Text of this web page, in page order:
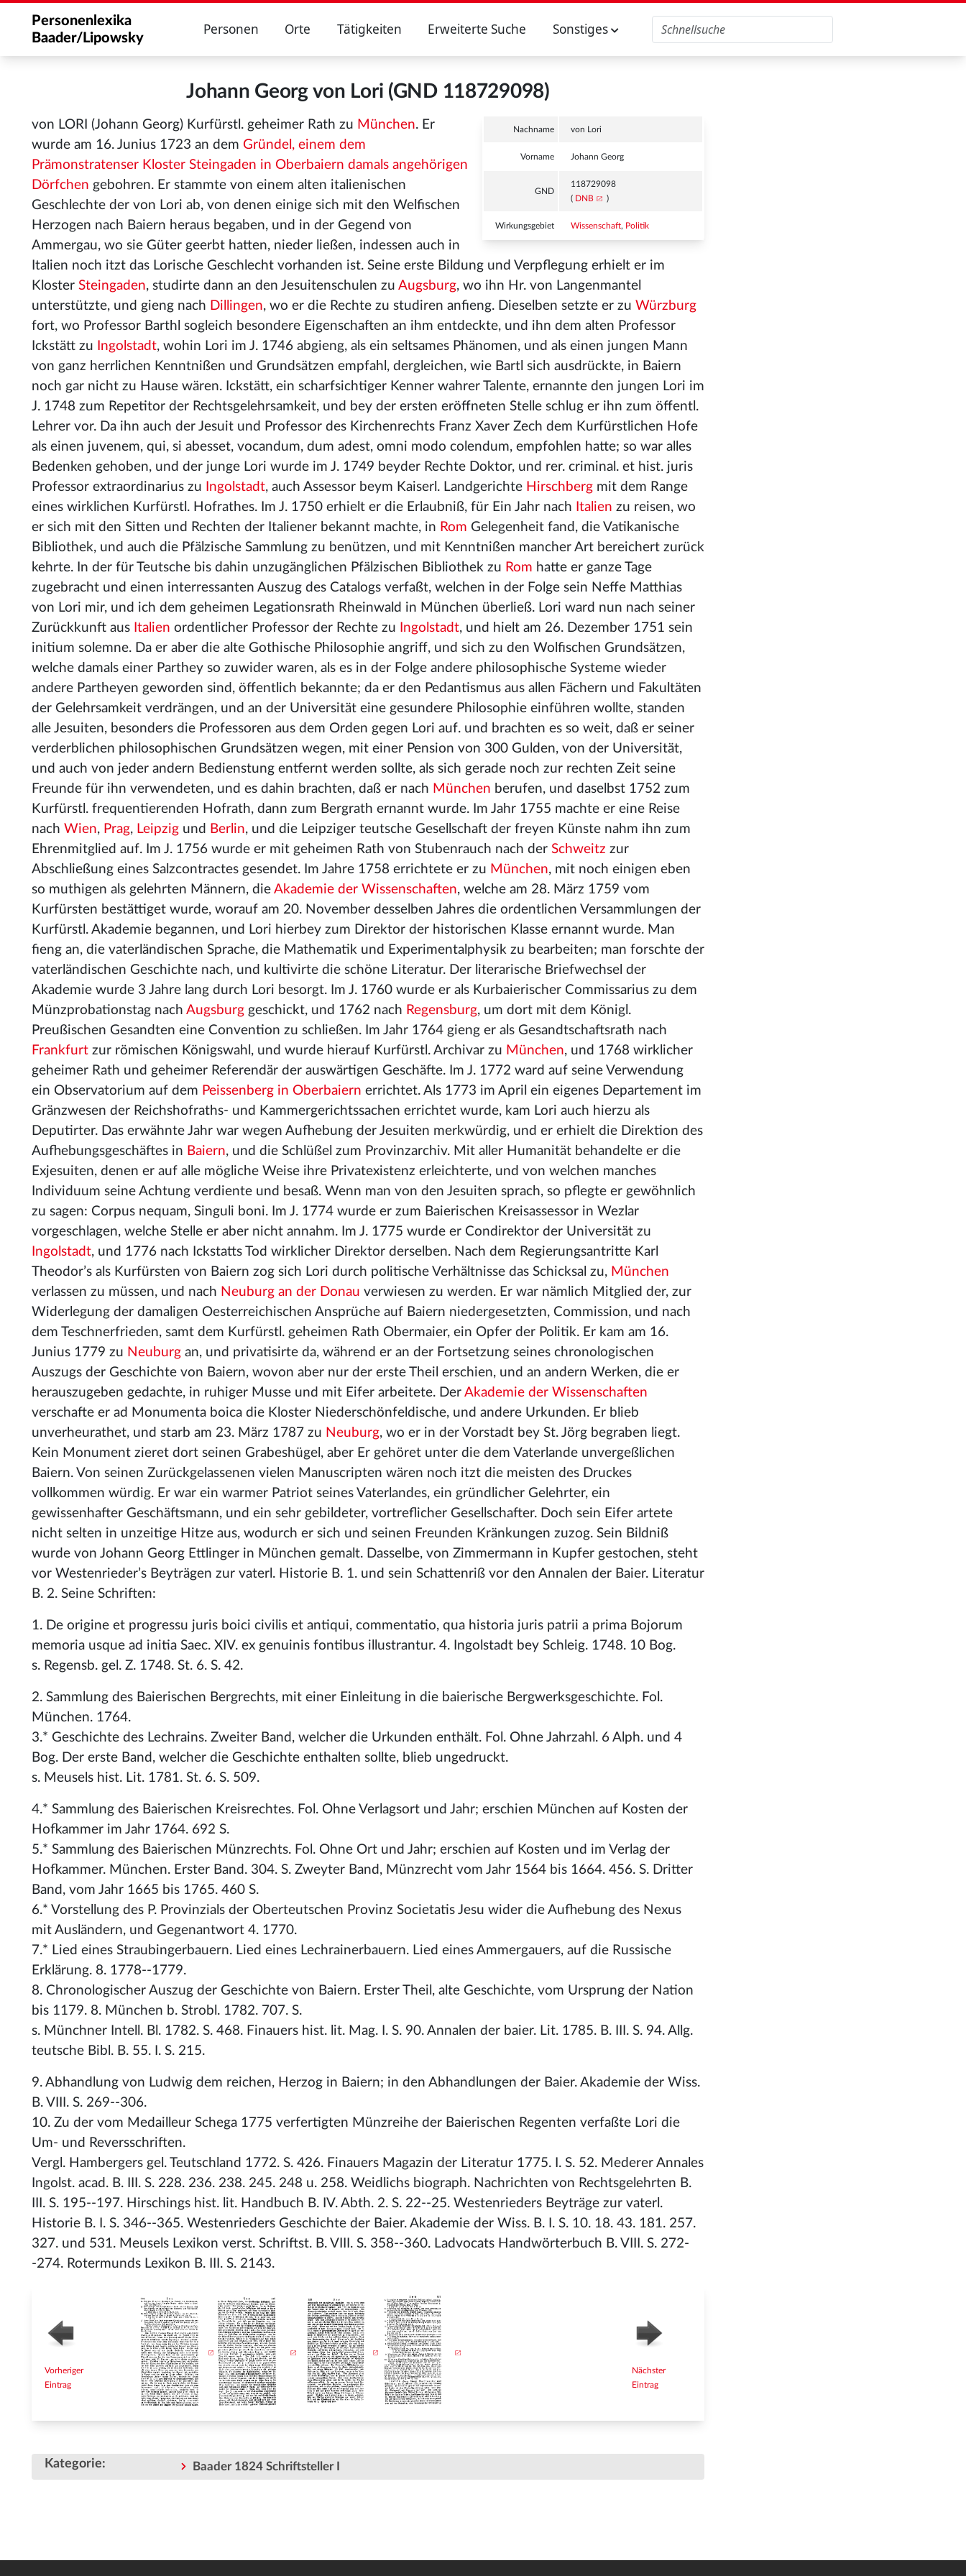
Personenlexika
Baader/Lipowsky
Personen Orte Tätigkeiten Erweiterte Suche Sonstiges
Johann Georg von Lori (GND 118729098)
Nachname von Lori
Vorname Johann Georg
GND
118729098
( DNB )
Wirkungsgebiet Wissenschaft, Politik
von LORI (Johann Georg) Kurfürstl. geheimer Rath zu München. Er
wurde am 16. Junius 1723 an dem Gründel, einem dem
Prämonstratenser Kloster Steingaden in Oberbaiern damals angehörigen
Dörfchen gebohren. Er stammte von einem alten italienischen
Geschlechte der von Lori ab, von denen einige sich mit den Welfischen
Herzogen nach Baiern heraus begaben, und in der Gegend von
Ammergau, wo sie Güter geerbt hatten, nieder ließen, indessen auch in
Italien noch itzt das Lorische Geschlecht vorhanden ist. Seine erste Bildung und Verpflegung erhielt er im
Kloster Steingaden, studirte dann an den Jesuitenschulen zu Augsburg, wo ihn Hr. von Langenmantel
unterstützte, und gieng nach Dillingen, wo er die Rechte zu studiren anfieng. Dieselben setzte er zu Würzburg
fort, wo Professor Barthl sogleich besondere Eigenschaften an ihm entdeckte, und ihn dem alten Professor
Ickstätt zu
Ingolstadt, wohin Lori im J. 1746 abgieng, als ein seltsames Phänomen, und als einen jungen Mann
von ganz herrlichen Kenntnißen und Grundsätzen empfahl, dergleichen, wie Bartl sich ausdrückte, in Baiern
noch gar nicht zu Hause wären. Ickstätt, ein scharfsichtiger Kenner wahrer Talente, ernannte den jungen Lori im
J. 1748 zum Repetitor der Rechtsgelehrsamkeit, und bey der ersten eröffneten Stelle schlug er ihn zum öffentl.
Lehrer vor. Da ihn auch der Jesuit und Professor des Kirchenrechts Franz Xaver Zech dem Kurfürstlichen Hofe
als einen juvenem, qui, si abesset, vocandum, dum adest, omni modo colendum, empfohlen hatte; so war alles
Bedenken gehoben, und der junge Lori wurde im J. 1749 beyder Rechte Doktor, und rer. criminal. et hist. juris
Professor extraordinarius zu
Ingolstadt, auch Assessor beym Kaiserl. Landgerichte Hirschberg mit dem Range
eines wirklichen Kurfürstl. Hofrathes. Im J. 1750 erhielt er die Erlaubniß, für Ein Jahr nach Italien zu reisen, wo
er sich mit den Sitten und Rechten der Italiener bekannt machte, in Rom Gelegenheit fand, die Vatikanische
Bibliothek, und auch die Pfälzische Sammlung zu benützen, und mit Kenntnißen mancher Art bereichert zurück
kehrte. In der für Teutsche bis dahin unzugänglichen Pfälzischen Bibliothek zu Rom hatte er ganze Tage
zugebracht und einen interressanten Auszug des Catalogs verfaßt, welchen in der Folge sein Neffe Matthias
von Lori mir, und ich dem geheimen Legationsrath Rheinwald in München überließ. Lori ward nun nach seiner
Zurückkunft aus Italien ordentlicher Professor der Rechte zu Ingolstadt, und hielt am 26. Dezember 1751 sein
initium solemne. Da er aber die alte Gothische Philosophie angriff, und sich zu den Wolfischen Grundsätzen,
welche damals einer Parthey so zuwider waren, als es in der Folge andere philosophische Systeme wieder
andere Partheyen geworden sind, öffentlich bekannte; da er den Pedantismus aus allen Fächern und Fakultäten
der Gelehrsamkeit verdrängen, und an der Universität eine gesundere Philosophie einführen wollte, standen
alle Jesuiten, besonders die Professoren aus dem Orden gegen Lori auf. und brachten es so weit, daß er seiner
verderblichen philosophischen Grundsätzen wegen, mit einer Pension von 300 Gulden, von der Universität,
und auch von jeder andern Bedienstung entfernt werden sollte, als sich gerade noch zur rechten Zeit seine
Freunde für ihn verwendeten, und es dahin brachten, daß er nach München berufen, und daselbst 1752 zum
Kurfürstl. frequentierenden Hofrath, dann zum Bergrath ernannt wurde. Im Jahr 1755 machte er eine Reise
nach Wien, Prag, Leipzig und Berlin, und die Leipziger teutsche Gesellschaft der freyen Künste nahm ihn zum
Ehrenmitglied auf. Im J. 1756 wurde er mit geheimen Rath von Stubenrauch nach der Schweitz zur
Abschließung eines Salzcontractes gesendet. Im Jahre 1758 errichtete er zu München, mit noch einigen eben
so muthigen als gelehrten Männern, die Akademie der Wissenschaften, welche am 28. März 1759 vom
Kurfürsten bestättiget wurde, worauf am 20. November desselben Jahres die ordentlichen Versammlungen der
Kurfürstl. Akademie begannen, und Lori hierbey zum Direktor der historischen Klasse ernannt wurde. Man
fieng an, die vaterländischen Sprache, die Mathematik und Experimentalphysik zu bearbeiten; man forschte der
vaterländischen Geschichte nach, und kultivirte die schöne Literatur. Der literarische Briefwechsel der
Akademie wurde 3 Jahre lang durch Lori besorgt. Im J. 1760 wurde er als Kurbaierischer Commissarius zu dem
Münzprobationstag nach Augsburg geschickt, und 1762 nach Regensburg, um dort mit dem Königl.
Preußischen Gesandten eine Convention zu schließen. Im Jahr 1764 gieng er als Gesandtschaftsrath nach
Frankfurt zur römischen Königswahl, und wurde hierauf Kurfürstl. Archivar zu München, und 1768 wirklicher
geheimer Rath und geheimer Referendär der auswärtigen Geschäfte. Im J. 1772 ward auf seine Verwendung
ein Observatorium auf dem Peissenberg in Oberbaiern errichtet. Als 1773 im April ein eigenes Departement im
Gränzwesen der Reichshofraths- und Kammergerichtssachen errichtet wurde, kam Lori auch hierzu als
Deputirter. Das erwähnte Jahr war wegen Aufhebung der Jesuiten merkwürdig, und er erhielt die Direktion des
Aufhebungsgeschäftes in Baiern, und die Schlüßel zum Provinzarchiv. Mit aller Humanität behandelte er die
Exjesuiten, denen er auf alle mögliche Weise ihre Privatexistenz erleichterte, und von welchen manches
Individuum seine Achtung verdiente und besaß. Wenn man von den Jesuiten sprach, so pflegte er gewöhnlich
zu sagen: Corpus nequam, Singuli boni. Im J. 1774 wurde er zum Baierischen Kreisassessor in Wezlar
vorgeschlagen, welche Stelle er aber nicht annahm. Im J. 1775 wurde er Condirektor der Universität zu
Ingolstadt, und 1776 nach Ickstatts Tod wirklicher Direktor derselben. Nach dem Regierungsantritte Karl
Theodor’s als Kurfürsten von Baiern zog sich Lori durch politische Verhältnisse das Schicksal zu, München
verlassen zu müssen, und nach Neuburg an der Donau verwiesen zu werden. Er war nämlich Mitglied der, zur
Widerlegung der damaligen Oesterreichischen Ansprüche auf Baiern niedergesetzten, Commission, und nach
dem Teschnerfrieden, samt dem Kurfürstl. geheimen Rath Obermaier, ein Opfer der Politik. Er kam am 16.
Junius 1779 zu Neuburg an, und privatisirte da, während er an der Fortsetzung seines chronologischen
Auszugs der Geschichte von Baiern, wovon aber nur der erste Theil erschien, und an andern Werken, die er
herauszugeben gedachte, in ruhiger Musse und mit Eifer arbeitete. Der Akademie der Wissenschaften
verschafte er ad Monumenta boica die Kloster Niederschönfeldische, und andere Urkunden. Er blieb
unverheurathet, und starb am 23. März 1787 zu Neuburg, wo er in der Vorstadt bey St. Jörg begraben liegt.
Kein Monument zieret dort seinen Grabeshügel, aber Er gehöret unter die dem Vaterlande unvergeßlichen
Baiern. Von seinen Zurückgelassenen vielen Manuscripten wären noch itzt die meisten des Druckes
vollkommen würdig. Er war ein warmer Patriot seines Vaterlandes, ein gründlicher Gelehrter, ein
gewissenhafter Geschäftsmann, und ein sehr gebildeter, vortreflicher Gesellschafter. Doch sein Eifer artete
nicht selten in unzeitige Hitze aus, wodurch er sich und seinen Freunden Kränkungen zuzog. Sein Bildniß
wurde von Johann Georg Ettlinger in München gemalt. Dasselbe, von Zimmermann in Kupfer gestochen, steht
vor Westenrieder’s Beyträgen zur vaterl. Historie B. 1. und sein Schattenriß vor den Annalen der Baier. Literatur
B. 2. Seine Schriften:
1. De origine et progressu juris boici civilis et antiqui, commentatio, qua historia juris patrii a prima Bojorum
memoria usque ad initia Saec. XIV. ex genuinis fontibus illustrantur. 4. Ingolstadt bey Schleig. 1748. 10 Bog.
s. Regensb. gel. Z. 1748. St. 6. S. 42.
2. Sammlung des Baierischen Bergrechts, mit einer Einleitung in die baierische Bergwerksgeschichte. Fol.
München. 1764.
3.* Geschichte des Lechrains. Zweiter Band, welcher die Urkunden enthält. Fol. Ohne Jahrzahl. 6 Alph. und 4
Bog. Der erste Band, welcher die Geschichte enthalten sollte, blieb ungedruckt.
s. Meusels hist. Lit. 1781. St. 6. S. 509.
4.* Sammlung des Baierischen Kreisrechtes. Fol. Ohne Verlagsort und Jahr; erschien München auf Kosten der
Hofkammer im Jahr 1764. 692 S.
5.* Sammlung des Baierischen Münzrechts. Fol. Ohne Ort und Jahr; erschien auf Kosten und im Verlag der
Hofkammer. München. Erster Band. 304. S. Zweyter Band, Münzrecht vom Jahr 1564 bis 1664. 456. S. Dritter
Band, vom Jahr 1665 bis 1765. 460 S.
6.* Vorstellung des P. Provinzials der Oberteutschen Provinz Societatis Jesu wider die Aufhebung des Nexus
mit Ausländern, und Gegenantwort 4. 1770.
7.* Lied eines Straubingerbauern. Lied eines Lechrainerbauern. Lied eines Ammergauers, auf die Russische
Erklärung. 8. 1778--1779.
8. Chronologischer Auszug der Geschichte von Baiern. Erster Theil, alte Geschichte, vom Ursprung der Nation
bis 1179. 8. München b. Strobl. 1782. 707. S.
s. Münchner Intell. Bl. 1782. S. 468. Finauers hist. lit. Mag. I. S. 90. Annalen der baier. Lit. 1785. B. III. S. 94. Allg.
teutsche Bibl. B. 55. I. S. 215.
9. Abhandlung von Ludwig dem reichen, Herzog in Baiern; in den Abhandlungen der Baier. Akademie der Wiss.
B. VIII. S. 269--306.
10. Zu der vom Medailleur Schega 1775 verfertigten Münzreihe der Baierischen Regenten verfaßte Lori die
Um- und Reversschriften.
Vergl. Hambergers gel. Teutschland 1772. S. 426. Finauers Magazin der Literatur 1775. I. S. 52. Mederer Annales
Ingolst. acad. B. III. S. 228. 236. 238. 245. 248 u. 258. Weidlichs biograph. Nachrichten von Rechtsgelehrten B.
III. S. 195--197. Hirschings hist. lit. Handbuch B. IV. Abth. 2. S. 22--25. Westenrieders Beyträge zur vaterl.
Historie B. I. S. 346--365. Westenrieders Geschichte der Baier. Akademie der Wiss. B. I. S. 10. 18. 43. 181. 257.
327. und 531. Meusels Lexikon verst. Schriftst. B. VIII. S. 358--360. Ladvocats Handwörterbuch B. VIII. S. 272-
-274. Rotermunds Lexikon B. III. S. 2143.
Vorheriger
Eintrag
Nächster
Eintrag
Kategorie: Baader 1824 Schriftsteller I